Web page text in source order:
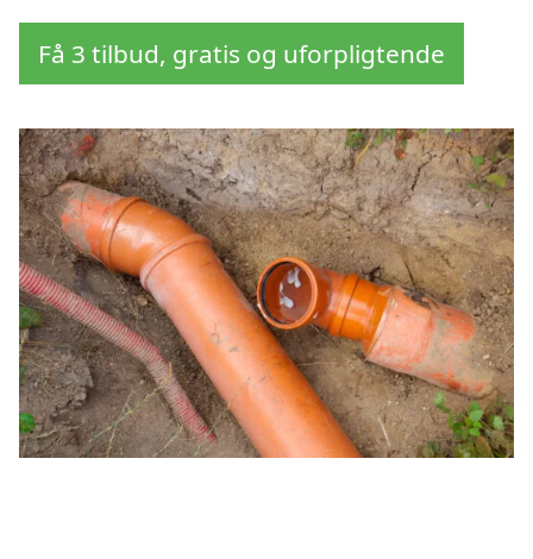
Få 3 tilbud, gratis og uforpligtende